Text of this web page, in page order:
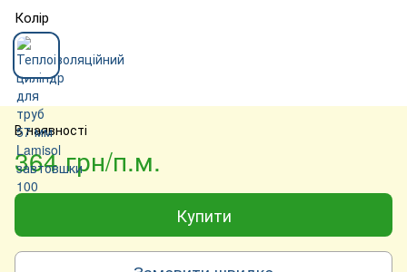
Колір
В наявності
364 грн/п.м.
Купити